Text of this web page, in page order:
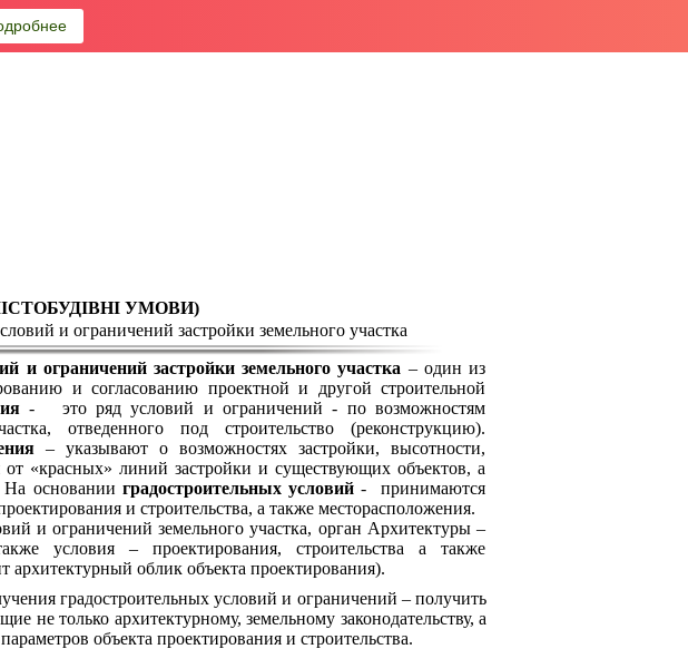
УМОВИ)
и ограничений застройки земельного участка
и ограничений застройки земельного участка – один из
и согласованию проектной и другой строительной
- это ряд условий и ограничений - по возможностям
отведенного под строительство (реконструкцию).
– указывают о возможностях застройки, высотности,
от «красных» линий застройки и существующих объектов, а
На основании градостроительных условий - принимаются
и строительства, а также месторасположения.
и ограничений земельного участка, орган Архитектуры –
условия – проектирования, строительства а также
архитектурный облик объекта проектирования).
градостроительных условий и ограничений – получить
не только архитектурному, земельному законодательству, а
объекта проектирования и строительства.